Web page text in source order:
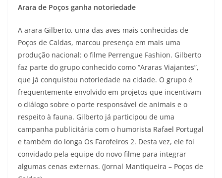
Arara de Poços ganha notoriedade
A arara Gilberto, uma das aves mais conhecidas de
Poços de Caldas, marcou presença em mais uma
produção nacional: o filme Perrengue Fashion. Gilberto
faz parte do grupo conhecido como “Araras Viajantes”,
que já conquistou notoriedade na cidade. O grupo é
frequentemente envolvido em projetos que incentivam
o diálogo sobre o porte responsável de animais e o
respeito à fauna. Gilberto já participou de uma
campanha publicitária com o humorista Rafael Portugal
e também do longa Os Farofeiros 2. Desta vez, ele foi
convidado pela equipe do novo filme para integrar
algumas cenas externas. (Jornal Mantiqueira – Poços de